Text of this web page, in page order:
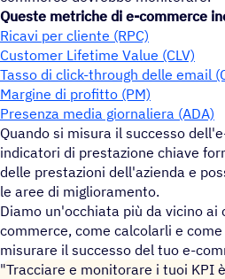
Queste metriche di e-commerce
Ricavi per cliente (RPC)
Customer Lifetime Value (CLV)
Tasso di click-through delle email
Margine di profitto (PM)
Presenza media giornaliera (ADA)
Quando si misura il successo
indicatori di prestazione chiave
delle prestazioni dell'azienda e
le aree di miglioramento.
Diamo un'occhiata più da vicino ai
commerce, come calcolarli e
misurare il successo del tuo e-
"Tracciare e monitorare i tuoi KPI